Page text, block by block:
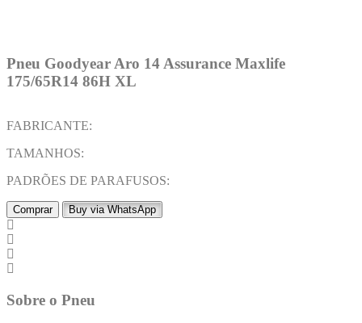
Pneu Goodyear Aro 14 Assurance Maxlife
175/65R14 86H XL
FABRICANTE:
TAMANHOS:
PADRÕES DE PARAFUSOS:
Comprar Buy via WhatsApp
Sobre o Pneu